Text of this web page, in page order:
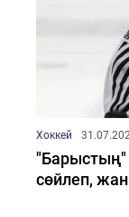
Хоккей
сөйлеп,